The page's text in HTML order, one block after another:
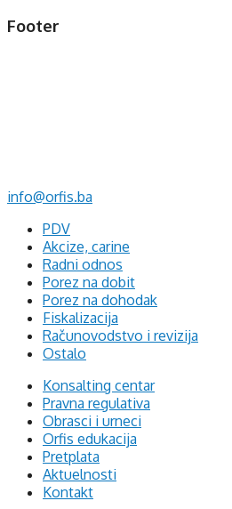
Footer
info@orfis.ba
PDV
Akcize, carine
Radni odnos
Porez na dobit
Porez na dohodak
Fiskalizacija
Računovodstvo i revizija
Ostalo
Konsalting centar
Pravna regulativa
Obrasci i urneci
Orfis edukacija
Pretplata
Aktuelnosti
Kontakt